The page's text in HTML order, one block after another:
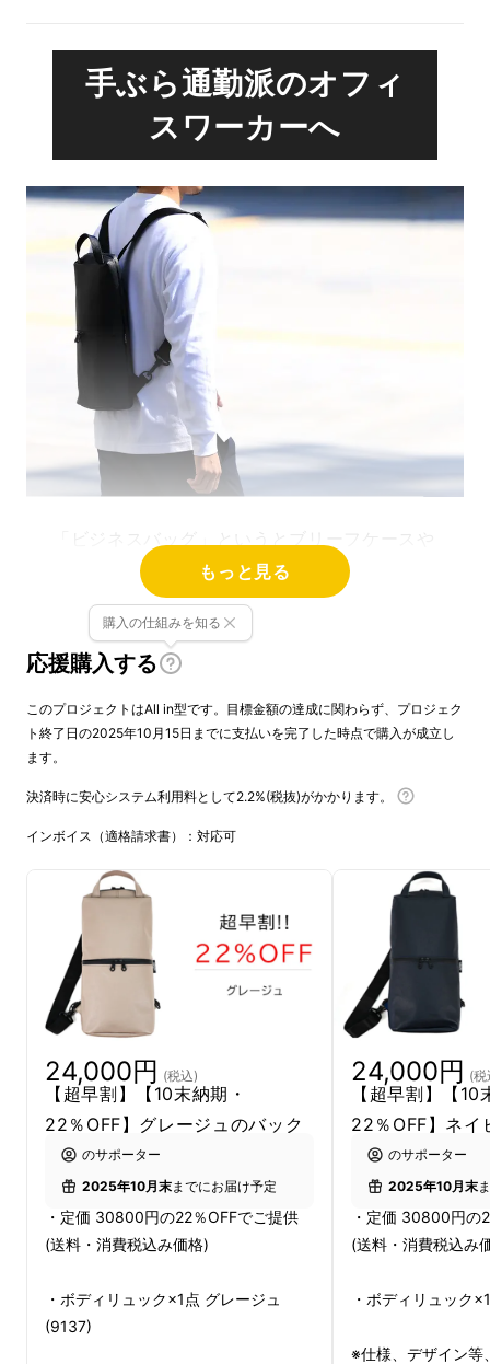
手ぶら通勤派のオフィ
スワーカーへ
ビジネスリュックなどがありますが、どちらも
「A4サイズ」を基準に作られているかと思い
ます。
ら「紙書類」を持ち歩かなくなったこともあ
このような手ぶらに近い通勤スタイルをしてい
る、オフィスワーカーもいらっしゃるのではな
いでしょうか。
今回プロジェクトに挑戦する「ボディリュッ
ク」は「手ぶら通勤」
がテーマの、リュックを
ベースにした3wayバッグです。
あなたの身軽な通勤を後押しします。
もっと見る
応援購入する
購入の仕組みを知る
このプロジェクトはAll in型です。目標金額の達成に関わらず、プロジェク
ト終了日の2025年10月15日までに支払いを完了した時点で購入が成立し
ます。
決済時に安心システム利用料として2.2%(税抜)がかかります。
インボイス（適格請求書）：対応可
24,000円 (税込)
【超早割】【10末納期・
22％OFF】グレージュのバック
のサポーター
2025年10月末までにお届け予定
・定価 30800円の22％OFFでご提供
(送料・消費税込み価格)
・ボディリュック×1点 グレージュ
(9137)
24,000円 (税
【超早割】【10
22％OFF】ネイ
のサポーター
2025年10月末
・定価 30800円の
(送料・消費税込み
・ボディリュック
※仕様、デザイン等